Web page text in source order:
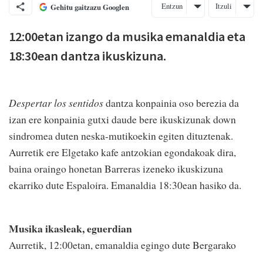
Gehitu gaitzazu Googlen Entzun Itzuli
12:00etan izango da musika emanaldia eta
18:30ean dantza ikuskizuna.
Despertar los sentidosdantza konpainia oso berezia da
izan ere konpainia gutxi daude bere ikuskizunak down
sindromea duten neska-mutikoekin egiten dituztenak.
Aurretik ere Elgetako kafe antzokian egondakoak dira,
baina oraingo honetan Barreras izeneko ikuskizuna
ekarriko dute Espaloira. Emanaldia 18:30ean hasiko da.
Musika ikasleak, eguerdian
Aurretik, 12:00etan, emanaldia egingo dute Bergarako